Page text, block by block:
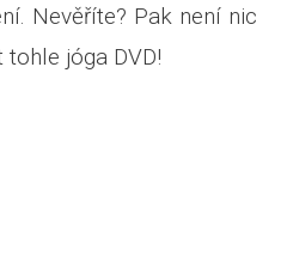
Nevěříte? Pak není nic
jóga DVD!